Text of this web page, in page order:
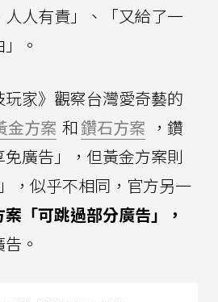
人有責」、「又給了一
。
家》觀察台灣愛奇藝的
金方案 和鑽石方案 ，鑽
廣告」，但黃金方案則
，似乎不相同，官方另一
「可跳過部分廣告」，
。